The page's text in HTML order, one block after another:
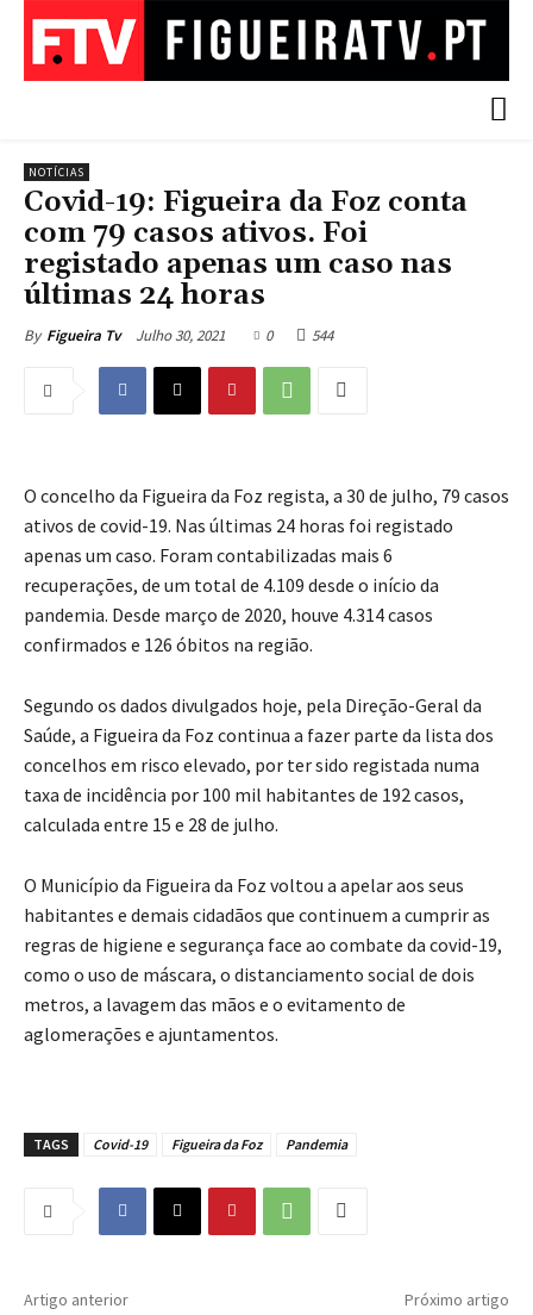
NOTÍCIAS
Covid-19: Figueira da Foz conta
com 79 casos ativos. Foi
registado apenas um caso nas
últimas 24 horas
By Figueira Tv Julho 30, 2021 0 544
O concelho da Figueira da Foz regista, a 30 de julho, 79 casos
ativos de covid-19. Nas últimas 24 horas foi registado
apenas um caso. Foram contabilizadas mais 6
recuperações, de um total de 4.109 desde o início da
pandemia. Desde março de 2020, houve 4.314 casos
confirmados e 126 óbitos na região.
Segundo os dados divulgados hoje, pela Direção-Geral da
Saúde, a Figueira da Foz continua a fazer parte da lista dos
concelhos em risco elevado, por ter sido registada numa
taxa de incidência por 100 mil habitantes de 192 casos,
calculada entre 15 e 28 de julho.
O Município da Figueira da Foz voltou a apelar aos seus
habitantes e demais cidadãos que continuem a cumprir as
regras de higiene e segurança face ao combate da covid-19,
como o uso de máscara, o distanciamento social de dois
metros, a lavagem das mãos e o evitamento de
aglomerações e ajuntamentos.
TAGS Covid-19 Figueira da Foz Pandemia
Artigo anterior Próximo artigo